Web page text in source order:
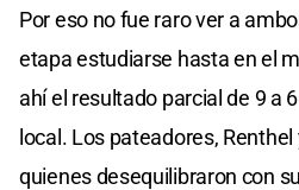
Por eso no fue raro ver a
etapa estudiarse hasta en el
ahí el resultado parcial de 9 a
local. Los pateadores,
quienes desequilibraron con